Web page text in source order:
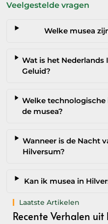
Veelgestelde vragen
Welke musea
Wat is het
Geluid?
Welke
de musea?
Wanneer is de Nacht
Hilversum?
Kan ik musea in
Laatste Artikelen
Recente Verhalen uit